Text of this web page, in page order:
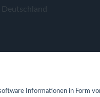
Deutschland
Informationen in Form